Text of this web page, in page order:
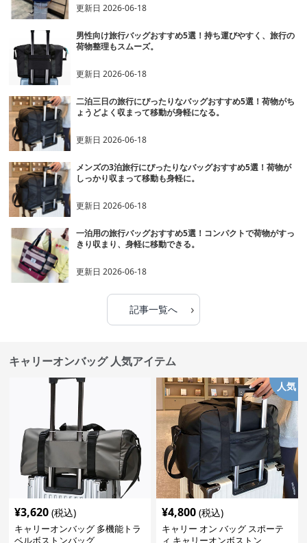
更新日2026-06-18
男性向け旅行バッグおすすめ5選！持ち運びやすく、旅行の
荷物整理もスムーズ。
更新日2026-06-18
二泊三日の旅行にぴったりなバッグおすすめ5選！荷物がち
ょうどよく収まって移動が身軽になる。
更新日2026-06-18
メンズの3泊旅行にぴったりなバッグおすすめ5選！荷物が
しっかり収まって移動も身軽に。
更新日2026-06-18
一泊用の旅行バッグおすすめ5選！コンパクトで荷物がすっ
きり収まり、身軽に移動できる。
更新日2026-06-18
記事一覧へ ›
キャリーオンバッグ 人気アイテム
¥3,620 (税込)
キャリーオンバッグ 多機能トラ
ベルボストンバッグ
人気
¥4,800 (税込)
キャリー オン バッグ スポーテ
ィ キャリーオンボストン